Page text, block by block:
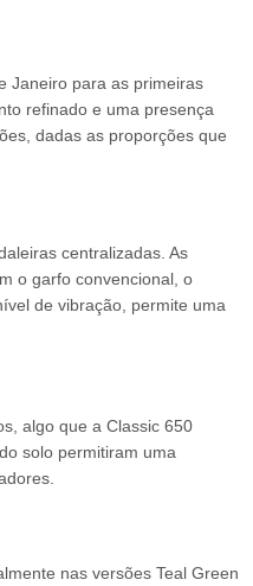
Janeiro para as primeiras
refinado e uma presença
dadas as proporções que
centralizadas. As
o garfo convencional, o
de vibração, permite uma
algo que a Classic 650
solo permitiram uma
nas versões Teal Green